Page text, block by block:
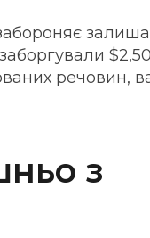
речовин,
з